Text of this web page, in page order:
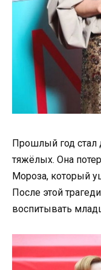
Прошлый год
тяжёлых. Она
Мороза, который
После этой
воспитывать